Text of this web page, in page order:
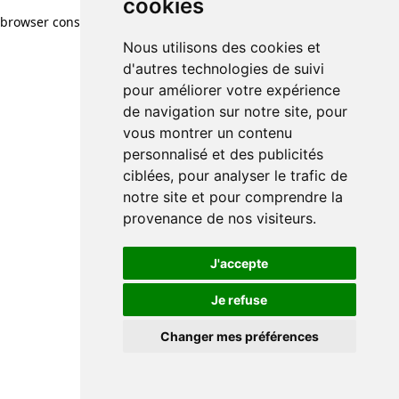
cookies
Nous utilisons des cookies et
d'autres technologies de suivi
pour améliorer votre expérience
de navigation sur notre site, pour
vous montrer un contenu
personnalisé et des publicités
ciblées, pour analyser le trafic de
notre site et pour comprendre la
provenance de nos visiteurs.
J'accepte
Je refuse
Changer mes préférences
browser console for more information)